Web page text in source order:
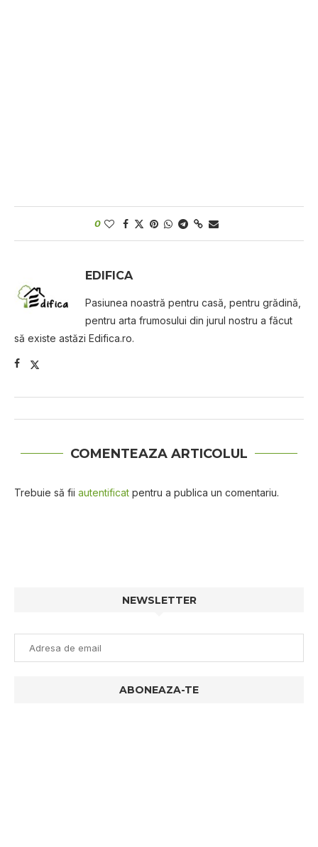
0
EDIFICA
Pasiunea noastră pentru casă, pentru grădină,
pentru arta frumosului din jurul nostru a făcut
să existe astăzi Edifica.ro.
COMENTEAZA ARTICOLUL
Trebuie să fii autentificat pentru a publica un comentariu.
NEWSLETTER